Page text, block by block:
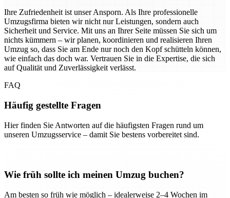
Ihre Zufriedenheit ist unser Ansporn. Als Ihre professionelle
Umzugsfirma bieten wir nicht nur Leistungen, sondern auch
Sicherheit und Service. Mit uns an Ihrer Seite müssen Sie sich um
nichts kümmern – wir planen, koordinieren und realisieren Ihren
Umzug so, dass Sie am Ende nur noch den Kopf schütteln können,
wie einfach das doch war. Vertrauen Sie in die Expertise, die sich
auf Qualität und Zuverlässigkeit verlässt.
FAQ
Häufig gestellte Fragen
Hier finden Sie Antworten auf die häufigsten Fragen rund um
unseren Umzugsservice – damit Sie bestens vorbereitet sind.
Wie früh sollte ich meinen Umzug buchen?
Am besten so früh wie möglich – idealerweise 2–4 Wochen im